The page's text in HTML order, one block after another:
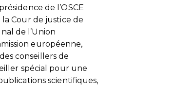
de l’OSCE
Cour de justice de
de l’Union
européenne,
conseillers de
spécial pour une
scientifiques,